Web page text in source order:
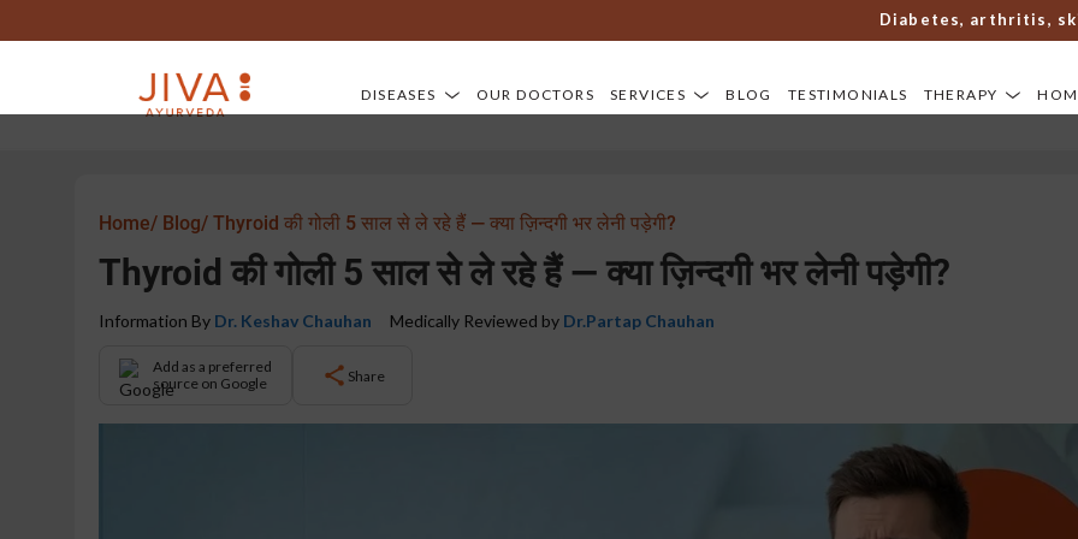
Diabetes, arthritis, skin
DISEASES OUR DOCTORS SERVICES BLOG TESTIMONIALS THERAPY
Home/ Blog/ Thyroid की गोली 5 साल से ले रहे हैं — क्या ज़िन्दगी भर लेनी पड़ेगी?
Thyroid की गोली 5 साल से ले रहे हैं — क्या ज़िन्दगी भर लेनी पड़ेगी?
Information By Dr. Keshav Chauhan Medically Reviewed by Dr.Partap Chauhan
Add as a preferred
source on Google
Share